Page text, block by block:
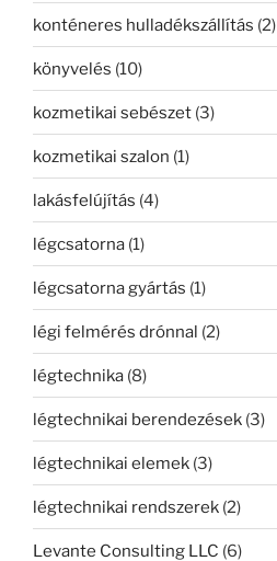
konténeres hulladékszállítás (2)
könyvelés (10)
kozmetikai sebészet (3)
kozmetikai szalon (1)
lakásfelújítás (4)
légcsatorna (1)
légcsatorna gyártás (1)
légi felmérés drónnal (2)
légtechnika (8)
légtechnikai berendezések (3)
légtechnikai elemek (3)
légtechnikai rendszerek (2)
Levante Consulting LLC (6)